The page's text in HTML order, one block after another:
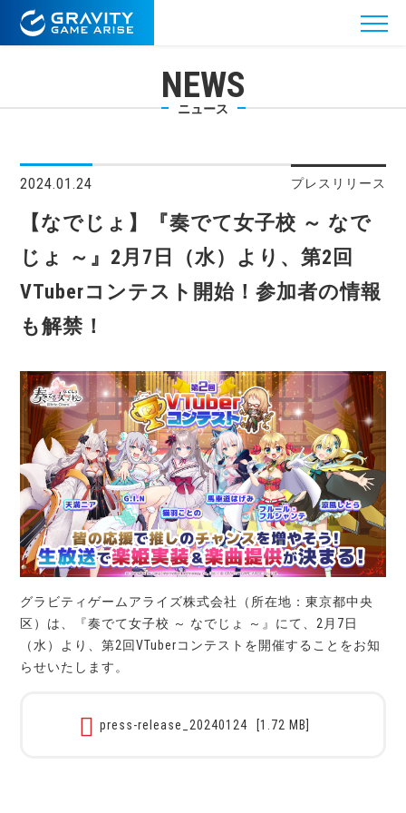
NEWS
ニュース
2024.01.24 プレスリリース
【なでじょ】『奏でて女子校 ～ なで
じょ ～』2月7日（水）より、第2回
VTuberコンテスト開始！参加者の情報
も解禁！
グラビティゲームアライズ株式会社（所在地：東京都中央
区）は、『奏でて女子校 ～ なでじょ ～』にて、2月7日
（水）より、第2回VTuberコンテストを開催することをお知
らせいたします。
press-release_20240124 [1.72 MB]